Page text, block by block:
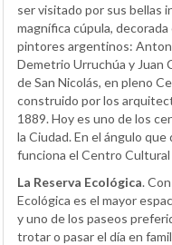
ser visitado por sus bellas
magnífica cúpula,
pintores argentinos:
Demetrio Urruchúa y Juan
de San Nicolás, en pleno
construido por los
1889. Hoy es uno de los
la Ciudad. En el ángulo
funciona el Centro
La Reserva Ecológica.
Ecológica es el mayor
y uno de los paseos
trotar o pasar el día en